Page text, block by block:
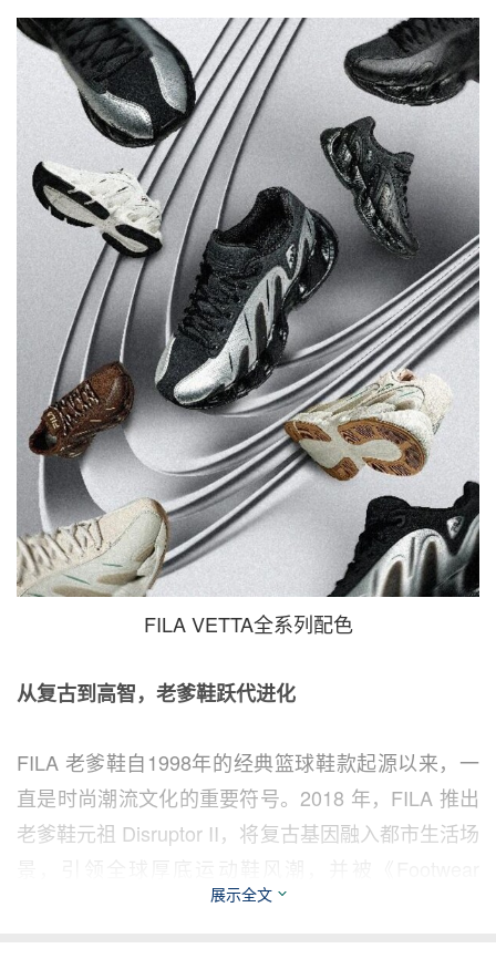
FILA VETTA全系列配色
从复古到高智， 老爹鞋跃代进化
FILA 老爹鞋自1998年的经典篮球鞋款起源以来，一
直是时尚潮流文化的重要符号。2018 年，FILA 推出
老爹鞋元祖 Disruptor II，将复古基因融入都市生活场
News》评为“年度之鞋”。随后，FILA 持续探索视觉
展示全文